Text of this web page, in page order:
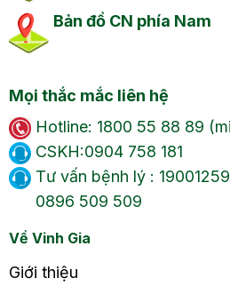
Bản đồ CN phía Nam
Mọi thắc mắc liên hệ
Hotline: 1800 55 88 89
CSKH:0904 758 181
Tư vấn bệnh lý :
0896 509 509
Về Vinh Gia
Giới thiệu